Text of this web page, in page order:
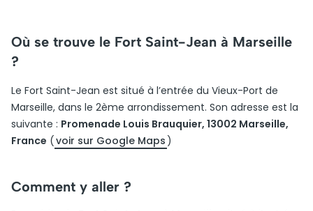
Où se trouve le Fort Saint-Jean à Marseille
?
Le Fort Saint-Jean est situé à l’entrée du Vieux-Port de
Marseille, dans le 2ème arrondissement. Son adresse est la
suivante : Promenade Louis Brauquier, 13002 Marseille,
France (voir sur Google Maps )
Comment y aller ?